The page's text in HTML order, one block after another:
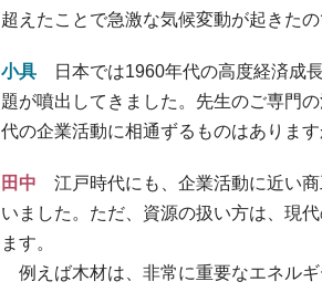
超えたことで急激な気候変動が起きたの
小具 日本では1960年代の高度経済成
題が噴出してきました。先生のご専門
代の企業活動に相通ずるものはあります
田中 江戸時代にも、企業活動に近い
いました。ただ、資源の扱い方は、現
ます。
例えば木材は、非常に重要なエネル